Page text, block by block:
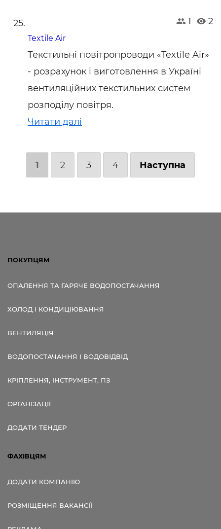
1 2
Textile Air
Текстильні повітропроводи «Textile Air»
- розрахунок і виготовлення в Україні
вентиляційних текстильних систем
розподілу повітря.
Читати далі
1 2 3 4 Наступна
ПОКУПЦЯМ
ОПАЛЕННЯ ТА ГАРЯЧЕ ВОДОПОСТАЧАННЯ
ХОЛОД І КОНДИЦІЮВАННЯ
ВЕНТИЛЯЦІЯ
ВОДОПОСТАЧАННЯ І ВОДОВІДВІД
КРІПЛЕННЯ, ІНСТРУМЕНТ, ПЗ
ОРГАНІЗАЦІЇ
ДОДАТИ ТЕНДЕР
ФАХІВЦЯМ
ДОДАТИ КОМПАНІЮ
РОЗМІЩЕННЯ ВАКАНСІЇ